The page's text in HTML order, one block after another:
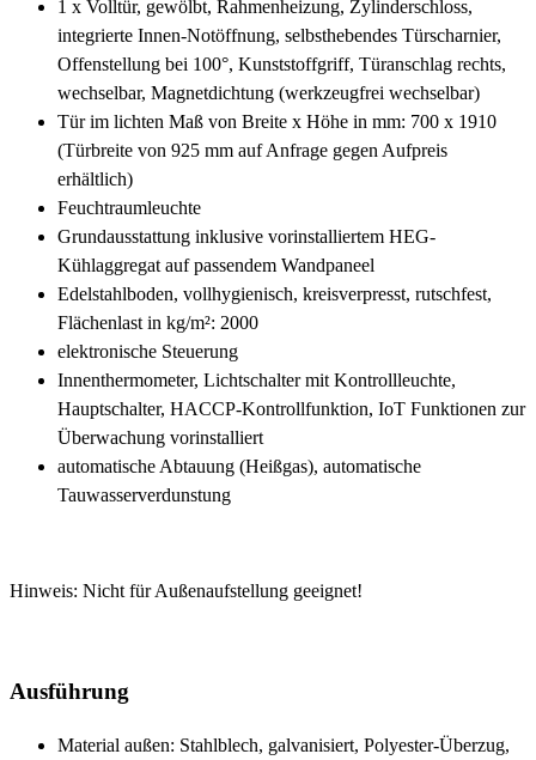
1 x Volltür, gewölbt, Rahmenheizung, Zylinderschloss,
integrierte Innen-Notöffnung, selbsthebendes Türscharnier,
Offenstellung bei 100°, Kunststoffgriff, Türanschlag rechts,
wechselbar, Magnetdichtung (werkzeugfrei wechselbar)
Tür im lichten Maß von Breite x Höhe in mm: 700 x 1910
(Türbreite von 925 mm auf Anfrage gegen Aufpreis
erhältlich)
Feuchtraumleuchte
Grundausstattung inklusive vorinstalliertem HEG-
Kühlaggregat auf passendem Wandpaneel
Edelstahlboden, vollhygienisch, kreisverpresst, rutschfest,
Flächenlast in kg/m²: 2000
elektronische Steuerung
Innenthermometer, Lichtschalter mit Kontrollleuchte,
Hauptschalter, HACCP-Kontrollfunktion, IoT Funktionen zur
Überwachung vorinstalliert
automatische Abtauung (Heißgas), automatische
Tauwasserverdunstung
Hinweis: Nicht für Außenaufstellung geeignet!
Ausführung
Material außen: Stahlblech, galvanisiert, Polyester-Überzug,